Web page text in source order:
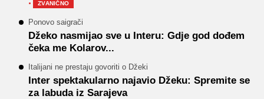
· ZVANIČNO
Ponovo saigrači
Džeko nasmijao sve u Interu: Gdje god dođem
čeka me Kolarov...
Italijani ne prestaju govoriti o Džeki
Inter spektakularno najavio Džeku: Spremite se
za labuda iz Sarajeva